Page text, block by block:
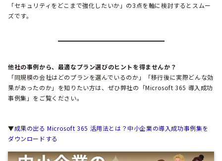
「セキュリティをどこまで強化したいか」の3点を軸に検討するとスムー
ズです。
他社の事例から、最適なプラン選びのヒントを得ませんか？
「同規模の会社はどのプランを選んでいるのか」「移行後に実際どんな効
果があったのか」を知りたい方は、ぜひ弊社の「Microsoft 365 導入成功
事例集」をご覧ください。
▼成果の出る Microsoft 365 活用法とは？中小企業の導入成功事例集を
ダウンロードする